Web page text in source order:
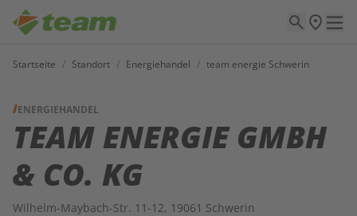
Startseite / Standort / Energiehandel / team energie Schwerin
ENERGIEHANDEL
TEAM ENERGIE GMBH
& CO. KG
Wilhelm-Maybach-Str. 11-12, 19061 Schwerin